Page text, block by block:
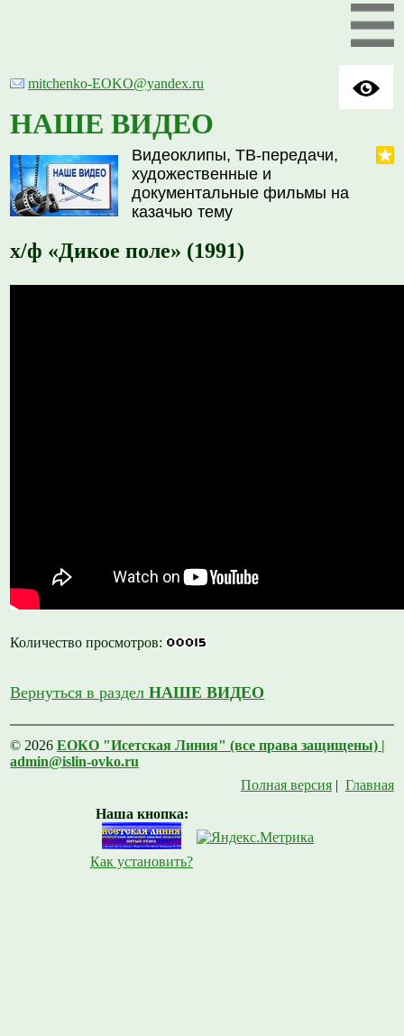
mitchenko-EOKO@yandex.ru
НАШЕ ВИДЕО
Видеоклипы, ТВ-передачи,
художественные и
документальные фильмы на
казачью тему
х/ф «Дикое поле» (1991)
Количество просмотров:
Вернуться в разделНАШЕ ВИДЕО
© 2026ЕОКО "Исетская Линия" (все права защищены) |
admin@islin-ovko.ru
Полная версия| Главная
Наша кнопка:
Как установить?